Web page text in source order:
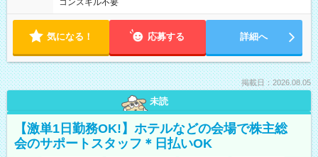
コンスキル不要
気になる！ 応募する 詳細へ
掲載日：2026.08.05
未読
【激単1日勤務OK!】ホテルなどの会場で株主総
会のサポートスタッフ＊日払いOK